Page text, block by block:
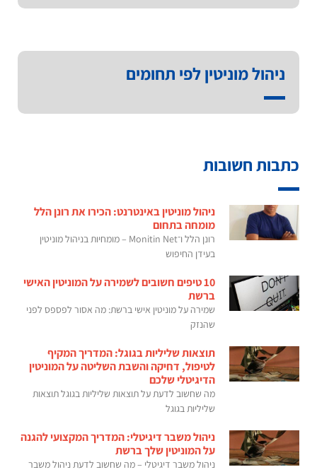
ניהול מוניטין לפי תחומים
כתבות חשובות
ניהול מוניטין באינטרנט: הכירו את רונן הלל
מומחה בתחום
רונן הלל ו־Monitin Net – מומחיות בניהול מוניטין
בעידן החיפוש
10 טיפים חשובים לשמירה על המוניטין האישי
ברשת
שמירה על מוניטין אישי ברשת: מה אסור לפספס לפני
שהנזק
תוצאות שליליות בגוגל: המדריך המקיף
לטיפול, דחיקה והשבת השליטה על המוניטין
הדיגיטלי שלכם
מה שחשוב לדעת על תוצאות שליליות בגוגל תוצאות
שליליות בגוגל
ניהול משבר דיגיטלי: המדריך המקצועי להגנה
על המוניטין שלך ברשת
ניהול משבר דיגיטלי – מה שחשוב לדעת ניהול משבר